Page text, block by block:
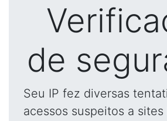
de
Seu IP fez diversas
acessos suspeitos a